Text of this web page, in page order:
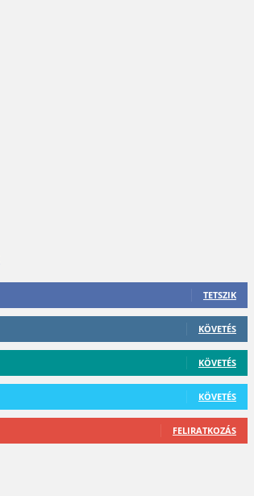
TETSZIK
KÖVETÉS
KÖVETÉS
KÖVETÉS
FELIRATKOZÁS